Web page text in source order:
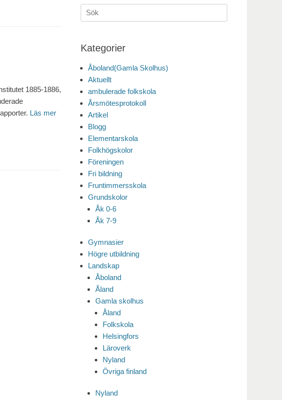
1885-1886,
Läs mer
Sök
efter:
Kategorier
Åboland(Gamla Skolhus)
Aktuellt
ambulerade folkskola
Årsmötesprotokoll
Artikel
Blogg
Elementarskola
Folkhögskolor
Föreningen
Fri bildning
Fruntimmersskola
Grundskolor
Åk 0-6
Åk 7-9
Gymnasier
Högre utbildning
Landskap
Åboland
Åland
Gamla skolhus
Åland
Folkskola
Helsingfors
Läroverk
Nyland
Övriga finland
Nyland